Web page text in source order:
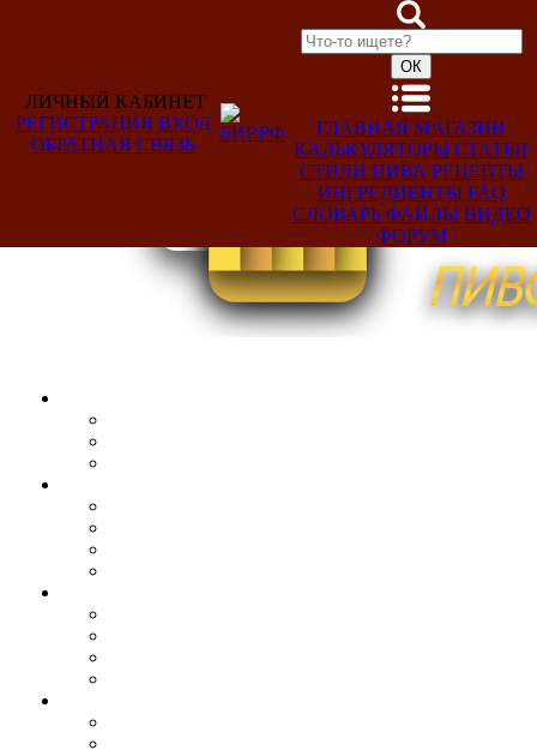
Добро
ЛИЧНЫЙ КАБИНЕТ
РЕГИСТРАЦИЯ ВХОД
ОБРАТНАЯ СВЯЗЬ
ГЛАВНАЯ МАГАЗИН
КАЛЬКУЛЯТОРЫ СТАТЬИ
СТИЛИ ПИВА РЕЦЕПТЫ
ИНГРЕДИЕНТЫ FAQ
СЛОВАРЬ ФАЙЛЫ ВИДЕО
ФОРУМ